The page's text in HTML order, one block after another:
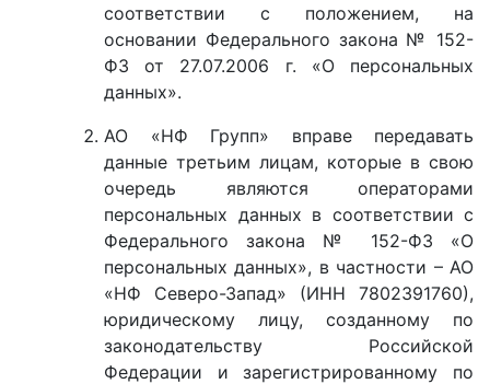
соответствии с положением, на
основании Федерального закона № 152-
ФЗ от 27.07.2006 г. «О персональных
данных».
АО «НФ Групп» вправе передавать
данные третьим лицам, которые в свою
очередь являются операторами
персональных данных в соответствии с
Федерального закона № 152-ФЗ «О
персональных данных», в частности – АО
«НФ Северо-Запад» (ИНН 7802391760),
юридическому лицу, созданному по
законодательству Российской
Федерации и зарегистрированному по